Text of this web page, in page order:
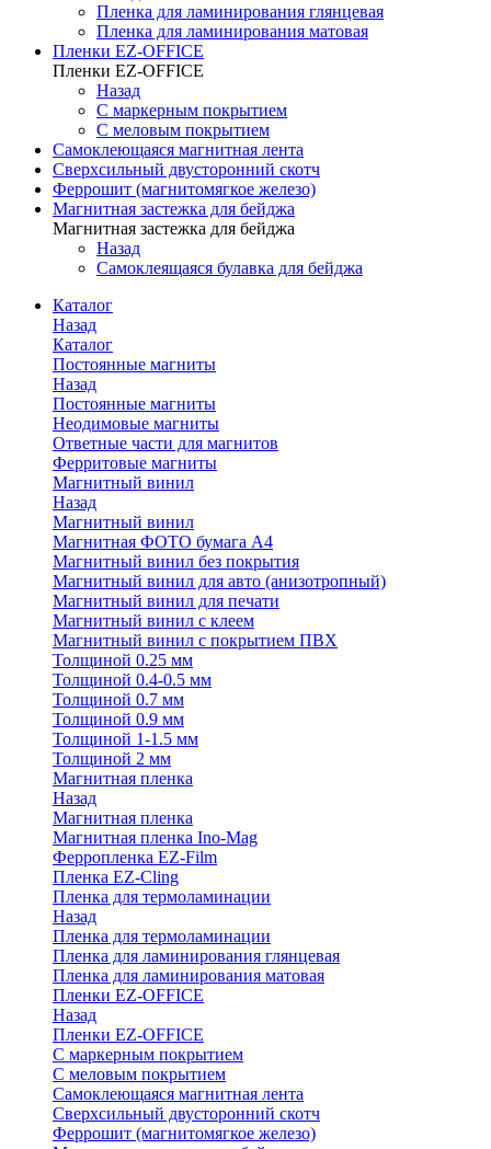
Пленка для ламинирования глянцевая
Пленка для ламинирования матовая
Пленки EZ-OFFICE
Пленки EZ-OFFICE
Назад
С маркерным покрытием
С меловым покрытием
Самоклеющаяся магнитная лента
Сверхсильный двусторонний скотч
Феррошит (магнитомягкое железо)
Магнитная застежка для бейджа
Магнитная застежка для бейджа
Назад
Самоклеящаяся булавка для бейджа
Каталог
Назад
Каталог
Постоянные магниты
Назад
Постоянные магниты
Неодимовые магниты
Ответные части для магнитов
Ферритовые магниты
Магнитный винил
Назад
Магнитный винил
Магнитная ФОТО бумага А4
Магнитный винил без покрытия
Магнитный винил для авто (анизотропный)
Магнитный винил для печати
Магнитный винил с клеем
Магнитный винил с покрытием ПВХ
Толщиной 0.25 мм
Толщиной 0.4-0.5 мм
Толщиной 0.7 мм
Толщиной 0.9 мм
Толщиной 1-1.5 мм
Толщиной 2 мм
Магнитная пленка
Назад
Магнитная пленка
Магнитная пленка Ino-Mag
Ферропленка EZ-Film
Пленка EZ-Cling
Пленка для термоламинации
Назад
Пленка для термоламинации
Пленка для ламинирования глянцевая
Пленка для ламинирования матовая
Пленки EZ-OFFICE
Назад
Пленки EZ-OFFICE
С маркерным покрытием
С меловым покрытием
Самоклеющаяся магнитная лента
Сверхсильный двусторонний скотч
Феррошит (магнитомягкое железо)